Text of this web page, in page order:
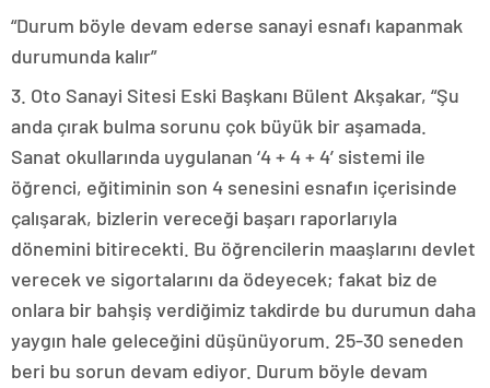
“Durum böyle devam ederse sanayi esnafı kapanmak
durumunda kalır”
3. Oto Sanayi Sitesi Eski Başkanı Bülent Akşakar, “Şu
anda çırak bulma sorunu çok büyük bir aşamada.
Sanat okullarında uygulanan ‘4 + 4 + 4’ sistemi ile
öğrenci, eğitiminin son 4 senesini esnafın içerisinde
çalışarak, bizlerin vereceği başarı raporlarıyla
dönemini bitirecekti. Bu öğrencilerin maaşlarını devlet
verecek ve sigortalarını da ödeyecek; fakat biz de
onlara bir bahşiş verdiğimiz takdirde bu durumun daha
yaygın hale geleceğini düşünüyorum. 25-30 seneden
beri bu sorun devam ediyor. Durum böyle devam